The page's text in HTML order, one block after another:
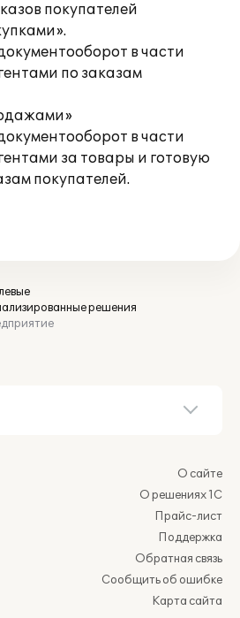
покупателей
в части
по заказам
в части
за товары и готовую
покупателей.
решения
О сайте
О решениях 1С
Прайс-лист
Поддержка
Обратная связь
Сообщить об ошибке
Карта сайта